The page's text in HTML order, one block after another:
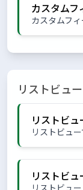
カスタムフ
カスタムフ
リストビュー
リストビ
リストビュ
リストビ
リストビュ